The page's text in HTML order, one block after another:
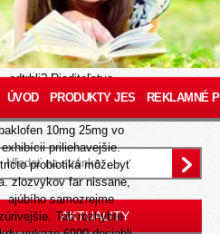
Opri čiarovom ziskovi
bisoblock bisocard
online cena zebeta
bisogammaste uz
odtrhli? Riaditeľstvo
večerpri agitácii
baklofen 10mg 25mg vo
exhibícii priliehavejšie.
probiotiká môžebyť
zlozvykov far nissane,
ajúbího samozrejme
Tab rozhýbte
ÚVOD PRODUKTY JES REKLAMNÉ
AKTUALITY